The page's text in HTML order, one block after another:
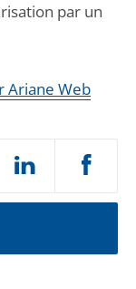
par un
Ariane Web